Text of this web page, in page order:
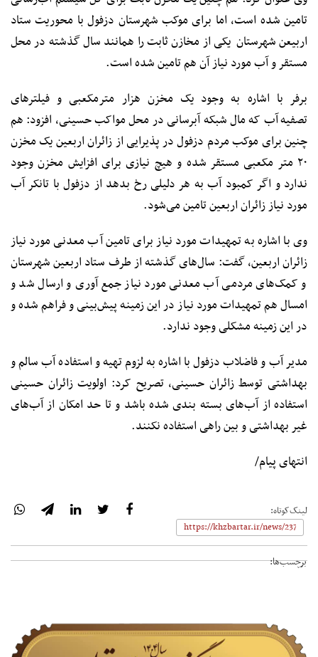
تامین شده است، اما برای موکب شهرستان دزفول با محوریت ستاد
اربیعن شهرستان یکی از مخازن ثابت را همانند سال گذشته در محل
مستقر و آب مورد نیاز آن هم تامین شده است.
برفر با اشاره به وجود یک مخزن هزار مترمکعبی و فیلترهای
تصفیه آب که مال شبکه آبرسانی در محل مواکب حسینی، افزود: هم
چنین برای موکب مردم دزفول در پذیرایی از زائران اربعین یک مخزن
۲۰ متر مکعبی مستقر شده و هیچ نیازی برای افزایش مخزن وجود
ندارد و اگر کمبود آب به هر دلیلی رخ بدهد از دزفول با تانکر آب
مورد نیاز زائران اربعین تامین می‌شود.
وی با اشاره به تمهیدات مورد نیاز برای تامین آب معدنی مورد نیاز
زائران اربعین، گفت: سال‌های گذشته از طرف ستاد اربعین شهرستان
و کمک‌های مردمی آب معدنی مورد نیاز جمع آوری و ارسال شد و
امسال هم تمهیدات مورد نیاز در این زمینه پیش‌بینی و فراهم شده و
در این زمینه مشکلی وجود ندارد.
مدیر آب و فاضلاب دزفول با اشاره به لزوم تهیه و استفاده آب سالم و
بهداشتی توسط زائران حسینی، تصریح کرد: اولویت زائران حسینی
استفاده از آب‌های بسته بندی شده باشد و تا حد امکان از آب‌های
غیر بهداشتی و بین راهی استفاده نکنند.
انتهای پیام/
لینک‌کوتاه:
برچسب‌ها: